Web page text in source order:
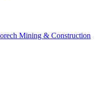
Mining & Construction